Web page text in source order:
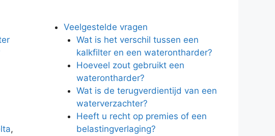
,
Veelgestelde vragen
Wat is het verschil tussen een
kalkfilter en een waterontharder?
Hoeveel zout gebruikt een
waterontharder?
Wat is de terugverdientijd van een
waterverzachter?
Heeft u recht op premies of een
belastingverlaging?